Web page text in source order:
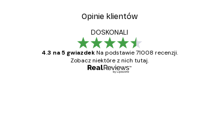
Opinie klientów
DOSKONALI
4.3 na 5 gwiazdek Na podstawie 71008 recenzji.
Zobacz niektóre z nich tutaj.